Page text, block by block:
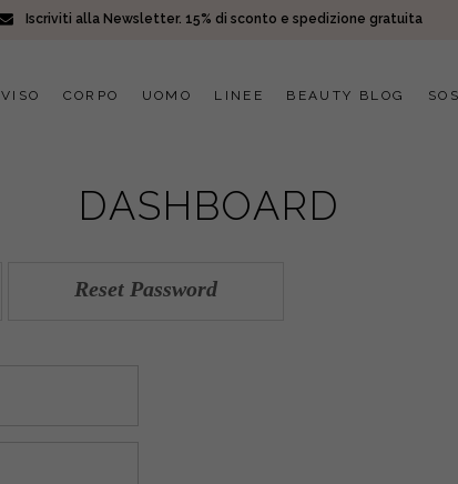
Iscriviti alla Newsletter. 15% di sconto e spedizione gratuita
VISO CORPO UOMO LINEE BEAUTY BLOG
DASHBOARD
Reset Password